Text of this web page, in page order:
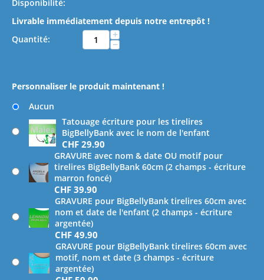
Disponibilité:
Livrable immédiatement depuis notre entrepôt !
Quantité:
+
−
Personnaliser le produit maintenant !
Aucun
Tatouage écriture pour les tirelires
BigBellyBank avec le nom de l'enfant
CHF 29.90
GRAVURE avec nom & date OU motif pour
tirelires BigBellyBank 60cm (2 champs - écriture
marron foncé)
CHF 39.90
GRAVURE pour BigBellyBank tirelires 60cm avec
nom et date de l'enfant (2 champs - écriture
argentée)
CHF 49.90
GRAVURE pour BigBellyBank tirelires 60cm avec
motif, nom et date (3 champs - écriture
argentée)